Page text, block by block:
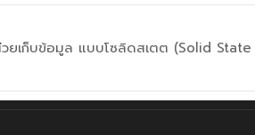
ยเก็บข้อมูล แบบโซลิดสเตต (Solid